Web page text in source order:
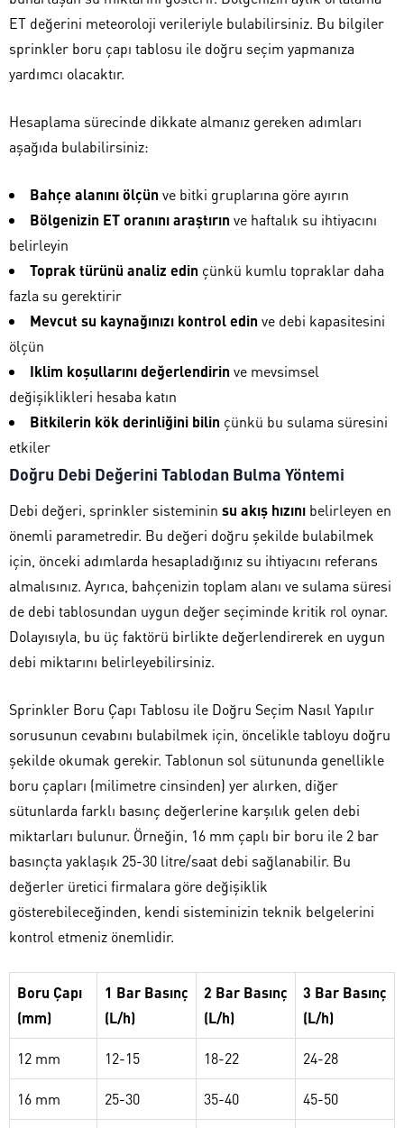
ET değerini meteoroloji verileriyle bulabilirsiniz. Bu bilgiler
sprinkler boru çapı tablosu ile doğru seçim yapmanıza
yardımcı olacaktır.
Hesaplama sürecinde dikkate almanız gereken adımları
aşağıda bulabilirsiniz:
Bahçe alanını ölçün ve bitki gruplarına göre ayırın
Bölgenizin ET oranını araştırın ve haftalık su ihtiyacını
belirleyin
Toprak türünü analiz edin çünkü kumlu topraklar daha
fazla su gerektirir
Mevcut su kaynağınızı kontrol edin ve debi kapasitesini
ölçün
Iklim koşullarını değerlendirin ve mevsimsel
değişiklikleri hesaba katın
Bitkilerin kök derinliğini bilin çünkü bu sulama süresini
etkiler
Doğru Debi Değerini Tablodan Bulma Yöntemi
Debi değeri, sprinkler sisteminin su akış hızını belirleyen en
önemli parametredir. Bu değeri doğru şekilde bulabilmek
için, önceki adımlarda hesapladığınız su ihtiyacını referans
almalısınız. Ayrıca, bahçenizin toplam alanı ve sulama süresi
de debi tablosundan uygun değer seçiminde kritik rol oynar.
Dolayısıyla, bu üç faktörü birlikte değerlendirerek en uygun
debi miktarını belirleyebilirsiniz.
Sprinkler Boru Çapı Tablosu ile Doğru Seçim Nasıl Yapılır
sorusunun cevabını bulabilmek için, öncelikle tabloyu doğru
şekilde okumak gerekir. Tablonun sol sütununda genellikle
boru çapları (milimetre cinsinden) yer alırken, diğer
sütunlarda farklı basınç değerlerine karşılık gelen debi
miktarları bulunur. Örneğin, 16 mm çaplı bir boru ile 2 bar
basınçta yaklaşık 25-30 litre/saat debi sağlanabilir. Bu
değerler üretici firmalara göre değişiklik
gösterebileceğinden, kendi sisteminizin teknik belgelerini
kontrol etmeniz önemlidir.
Boru Çapı
(mm)
1 Bar Basınç
(L/h)
2 Bar Basınç
(L/h)
3 Bar Basınç
(L/h)
12 mm 12-15 18-22 24-28
16 mm 25-30 35-40 45-50